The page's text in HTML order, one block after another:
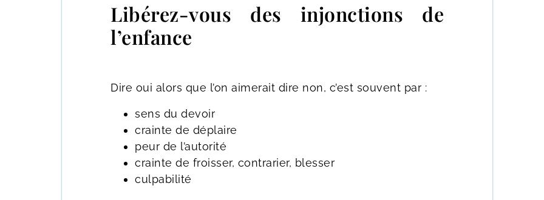
Libérez-vous des injonctions de
l’enfance
Dire oui alors que l’on aimerait dire non, c’est souvent par :
sens du devoir
crainte de déplaire
peur de l’autorité
crainte de froisser, contrarier, blesser
culpabilité